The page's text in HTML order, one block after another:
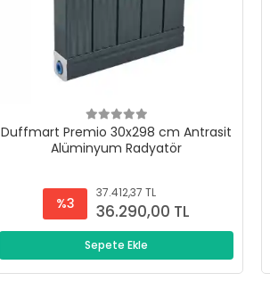
Duffmart Premio 30x298 cm Antrasit
Alüminyum Radyatör
%3
37.412,37 TL
36.290,00 TL
Sepete Ekle